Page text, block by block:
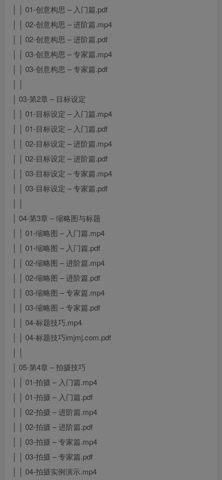
│ │ 01-创意构思 – 入门篇.pdf
│ │ 02-创意构思 – 进阶篇.mp4
│ │ 02-创意构思 – 进阶篇.pdf
│ │ 03-创意构思 – 专家篇.mp4
│ │ 03-创意构思 – 专家篇.pdf
│ 03-第2章 – 目标设定
│ │ 01-目标设定 – 入门篇.mp4
│ │ 01-目标设定 – 入门篇.pdf
│ │ 02-目标设定 – 进阶篇.mp4
│ │ 02-目标设定 – 进阶篇.pdf
│ │ 03-目标设定 – 专家篇.mp4
│ │ 03-目标设定 – 专家篇.pdf
│ 04-第3章 – 缩略图与标题
│ │ 01-缩略图 – 入门篇.mp4
│ │ 01-缩略图 – 入门篇.pdf
│ │ 02-缩略图 – 进阶篇.mp4
│ │ 02-缩略图 – 进阶篇.pdf
│ │ 03-缩略图 – 专家篇.mp4
│ │ 03-缩略图 – 专家篇.pdf
│ │ 04-标题技巧.mp4
│ │ 04-标题技巧imjmj.com.pdf
│ 05-第4章 – 拍摄技巧
│ │ 01-拍摄 – 入门篇.mp4
│ │ 01-拍摄 – 入门篇.pdf
│ │ 02-拍摄 – 进阶篇.mp4
│ │ 02-拍摄 – 进阶篇.pdf
│ │ 03-拍摄 – 专家篇.mp4
│ │ 03-拍摄 – 专家篇.pdf
│ │ 04-拍摄实例演示.mp4